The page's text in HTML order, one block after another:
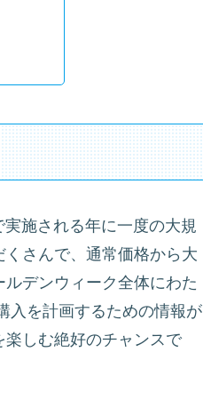
施される年に一度の大規
さんで、通常価格から大
デンウィーク全体にわた
入を計画するための情報が
しむ絶好のチャンスで